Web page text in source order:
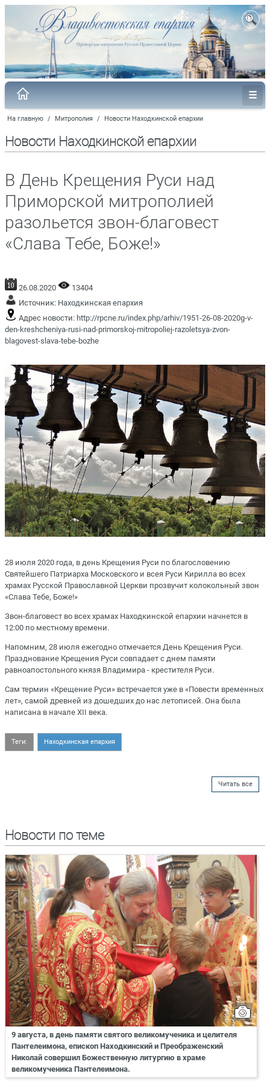
На главную / Митрополия / Новости Находкинской епархии
Новости Находкинской епархии
В День Крещения Руси над
Приморской митрополией
разольется звон-благовест
«Слава Тебе, Боже!»
26.08.2020
13404
Источник: Находкинская епархия
Адрес новости: http://rpcne.ru/index.php/arhiv/1951-26-08-2020g-v-
den-kreshcheniya-rusi-nad-primorskoj-mitropoliej-razoletsya-zvon-
blagovest-slava-tebe-bozhe
28 июля 2020 года, в день Крещения Руси по благословению
Святейшего Патриарха Московского и всея Руси Кирилла во всех
храмах Русской Православной Церкви прозвучит колокольный звон
«Слава Тебе, Боже!»
Звон-благовест во всех храмах Находкинской епархии начнется в
12:00 по местному времени.
Напомним, 28 июля ежегодно отмечается День Крещения Руси.
Празднование Крещения Руси совпадает с днем памяти
равноапостольного князя Владимира - крестителя Руси.
Сам термин «Крещение Руси» встречается уже в «Повести временных
лет», самой древней из дошедших до нас летописей. Она была
написана в начале XII века.
Теги: Находкинская епархия
Читать все
Новости по теме
9 августа, в день памяти святого великомученика и целителя
Пантелеимона, епископ Находкинский и Преображенский
Николай совершил Божественную литургию в храме
великомученика Пантелеимона.